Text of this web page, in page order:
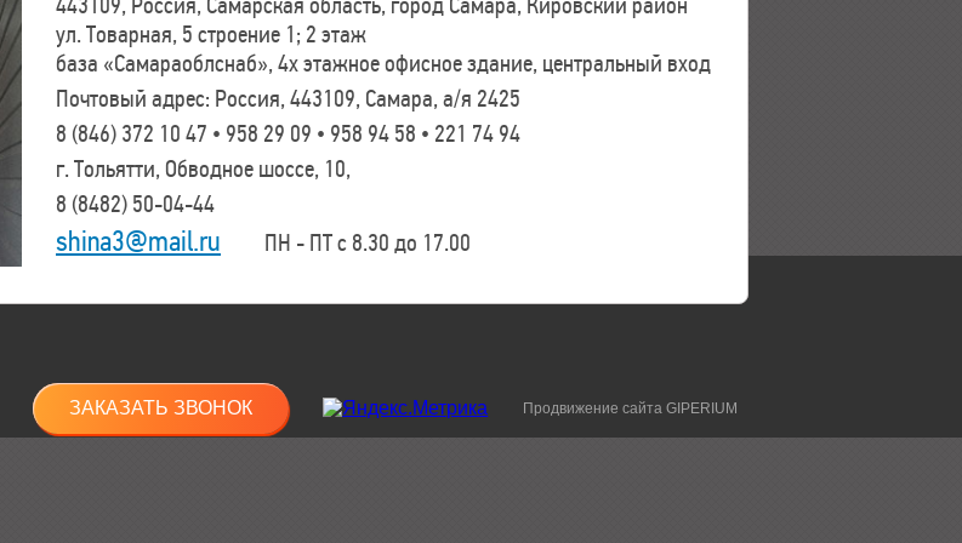
ул. Товарная, 5 строение 1; 2 этаж
база «Самараоблснаб», 4х этажное офисное здание, центральный вход
Почтовый адрес: Россия, 443109, Самара, а/я 2425
8 (846) 372 10 47 • 958 29 09 • 958 94 58 • 221 74 94
г. Тольятти, Обводное шоссе, 10,
8 (8482) 50-04-44
shina3@mail.ru ПН - ПТ с 8.30 до 17.00
ЗАКАЗАТЬ ЗВОНОК Продвижение сайта GIPERIUM